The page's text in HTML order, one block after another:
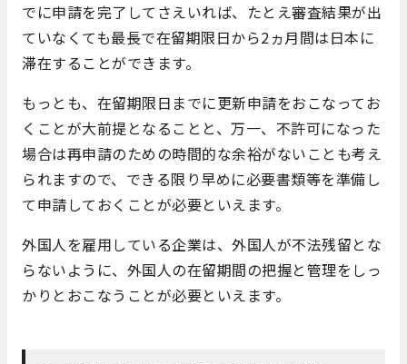
でに申請を完了してさえいれば、たとえ審査結果が出
ていなくても最長で在留期限日から2ヵ月間は日本に
滞在することができます。
もっとも、在留期限日までに更新申請をおこなってお
くことが大前提となることと、万一、不許可になった
場合は再申請のための時間的な余裕がないことも考え
られますので、できる限り早めに必要書類等を準備し
て申請しておくことが必要といえます。
外国人を雇用している企業は、外国人が不法残留とな
らないように、外国人の在留期間の把握と管理をしっ
かりとおこなうことが必要といえます。